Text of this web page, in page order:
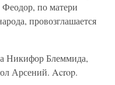
по матери
провозглашается
Никифор Блеммида,
Арсений. Acrop.